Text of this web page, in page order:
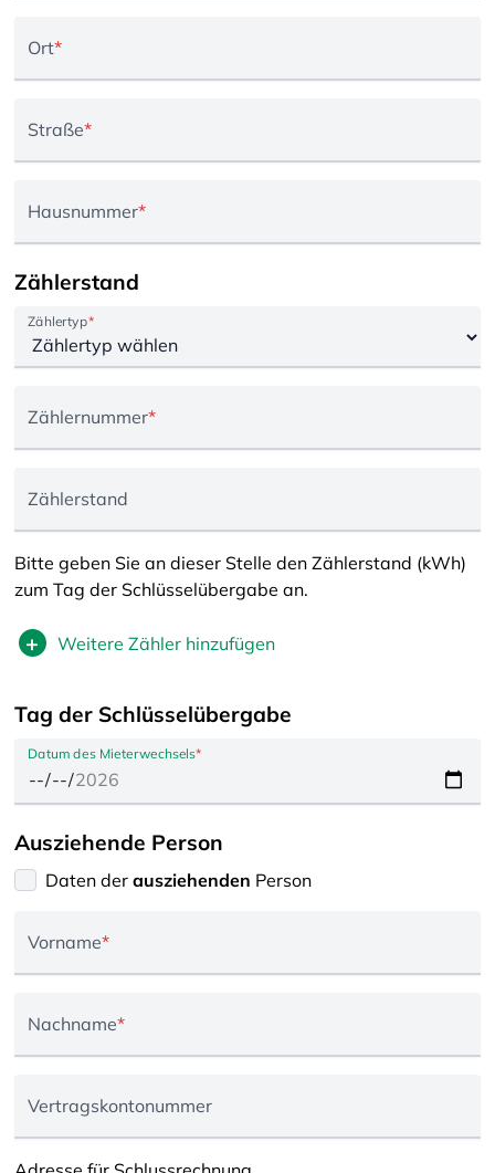
Ort*
Straße*
Hausnummer*
Zählerstand
Zählertyp*
Zählernummer*
Zählerstand
Bitte geben Sie an dieser Stelle den Zählerstand (kWh)
zum Tag der Schlüsselübergabe an.
+ Weitere Zähler hinzufügen
Tag der Schlüsselübergabe
Datum des Mieterwechsels*
Ausziehende Person
Daten der ausziehenden Person
Vorname*
Nachname*
Vertragskontonummer